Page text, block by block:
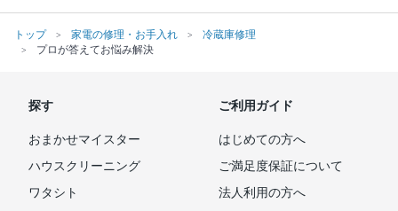
トップ 家電の修理・お手入れ
冷蔵庫修理
プロが答えてお悩み解決
探す
おまかせマイスター
ハウスクリーニング
ワタシト
ご利用ガイド
はじめての方へ
ご満足度保証について
法人利用の方へ